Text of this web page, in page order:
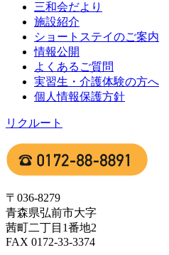
三和会だより
施設紹介
ショートステイのご案内
情報公開
よくあるご質問
実習生・介護体験の方へ
個人情報保護方針
リクルート
〒036-8279
青森県弘前市大字
茜町二丁目1番地2
FAX 0172-33-3374